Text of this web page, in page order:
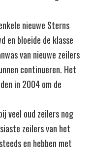
nieuwe Sterns
en bloeide de klasse
van nieuwe zeilers
continueren. Het
in 2004 om de
veel oud zeilers nog
zeilers van het
en hebben met